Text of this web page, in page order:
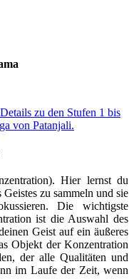
zu den Stufen 1 bis
von Patanjali.
Hier lernst du
zu sammeln und sie
Die wichtigste
ist die Auswahl des
Geist auf ein äußeres
Objekt der Konzentration
der alle Qualitäten und
im Laufe der Zeit, wenn